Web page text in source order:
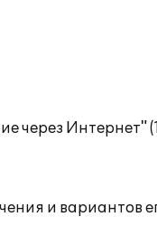
через Интернет"
и вариантов